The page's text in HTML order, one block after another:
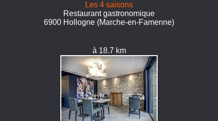
Les 4 saisons
Restaurant gastronomique
6900 Hollogne (Marche-en-Famenne)
à 18.7 km